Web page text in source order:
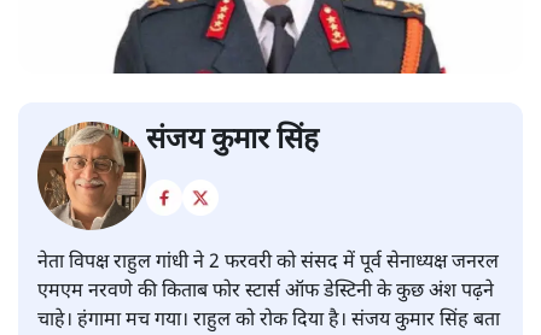
संजय कुमार सिंह
नेता विपक्ष राहुल गांधी ने 2 फरवरी को संसद में पूर्व सेनाध्यक्ष जनरल
एमएम नरवणे की किताब फोर स्टार्स ऑफ डेस्टिनी के कुछ अंश पढ़ने
चाहे। हंगामा मच गया। राहुल को रोक दिया है। संजय कुमार सिंह बता